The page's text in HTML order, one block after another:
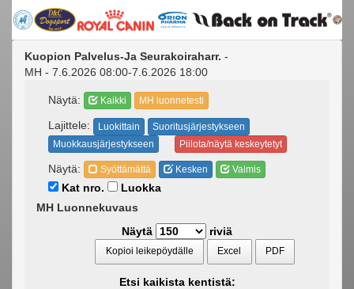
Kuopion Palvelus-Ja Seurakoiraharr. -
MH - 7.6.2026 08:00-7.6.2026 18:00
Näytä: Kaikki MH luonnetesti
Lajittele: Luokittain
Suoritusjärjestykseen
Muokkausjärjestykseen
Piilota/näytä keskeytetyt
Näytä: Syöttämättä Kesken Valmis
Kat nro.
Luokka
MH Luonnekuvaus
Näytä
riviä
Kopioi leikepöydälle Excel PDF
Etsi kaikista kentistä: